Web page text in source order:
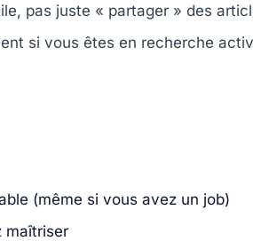
pas juste « partager » des
si vous êtes en recherche
(même si vous avez un job)
maîtriser